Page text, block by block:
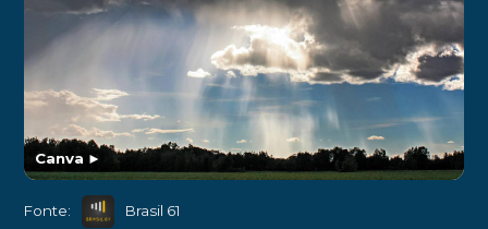
Canva ►
Fonte: Brasil 61